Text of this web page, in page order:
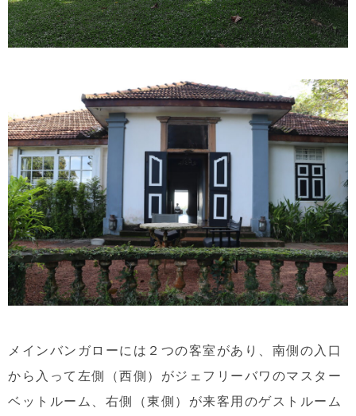
メインバンガローには２つの客室があり、南側の入口
から入って左側（西側）がジェフリーバワのマスター
ベットルーム、右側（東側）が来客用のゲストルーム